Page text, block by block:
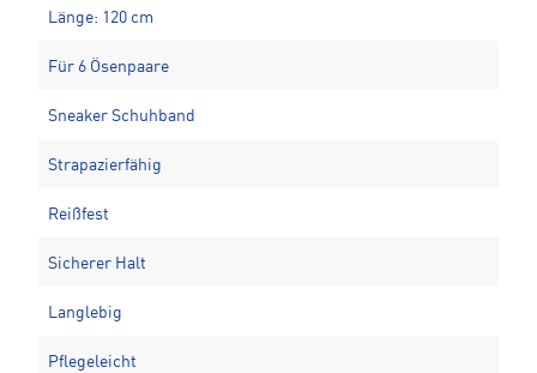
Länge: 120 cm
Für 6 Ösenpaare
Sneaker Schuhband
Strapazierfähig
Reißfest
Sicherer Halt
Langlebig
Pflegeleicht